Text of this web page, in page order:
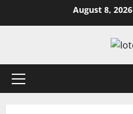
August 8, 2026
Primary